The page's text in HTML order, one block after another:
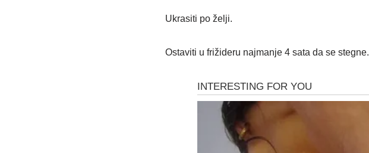
Ukrasiti po želji.
Ostaviti u frižideru najmanje 4 sata da se stegne.